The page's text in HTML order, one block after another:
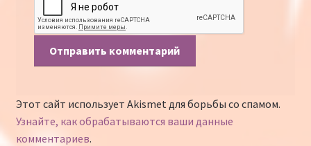
Этот сайт использует Akismet для борьбы со спамом.
Узнайте, как обрабатываются ваши данные
комментариев.